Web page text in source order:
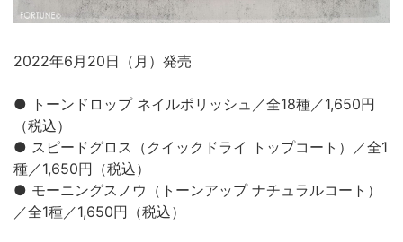
2022年6月20日（月）発売
● トーンドロップ ネイルポリッシュ／全18種／1,650円
（税込）
● スピードグロス（クイックドライ トップコート）／全1
種／1,650円（税込）
● モーニングスノウ（トーンアップ ナチュラルコート）
／全1種／1,650円（税込）